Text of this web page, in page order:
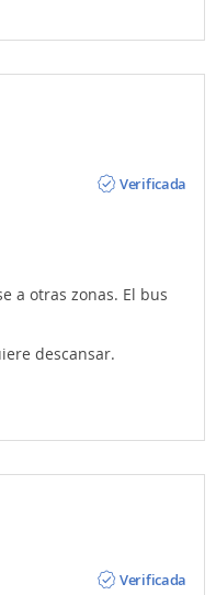
Verificada
a otras zonas. El bus
descansar.
Verificada